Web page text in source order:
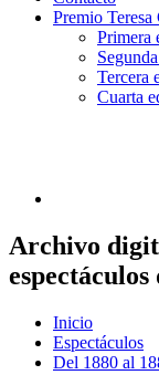
Premio
Primera
Tercera
Cuarta
Archivo
Inicio
Espectáculos
Del 1880 al